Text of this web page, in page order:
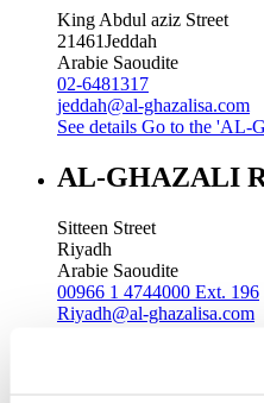
King Abdul aziz Street
21461Jeddah
Arabie Saoudite
02-6481317
jeddah@al-ghazalisa.com
See details Go to the 'AL-
AL-GHAZALI
Sitteen Street
Riyadh
Arabie Saoudite
00966 1 4744000 Ext. 196
Riyadh@al-ghazalisa.com